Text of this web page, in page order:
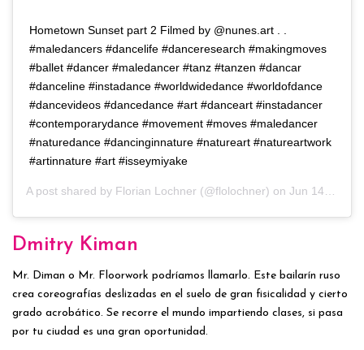
Hometown Sunset part 2 Filmed by @nunes.art . .
#maledancers #dancelife #danceresearch #makingmoves
#ballet #dancer #maledancer #tanz #tanzen #dancar
#danceline #instadance #worldwidedance #worldofdance
#dancevideos #dancedance #art #danceart #instadancer
#contemporarydance #movement #moves #maledancer
#naturedance #dancinginnature #natureart #natureartwork
#artinnature #art #isseymiyake
A post shared by Florian Lochner (@flolochner) on Jun 14, 2020 at 1:05pm PDT
Dmitry Kiman
Mr. Diman o Mr. Floorwork podríamos llamarlo. Este bailarín ruso
crea coreografías deslizadas en el suelo de gran fisicalidad y cierto
grado acrobático. Se recorre el mundo impartiendo clases, si pasa
por tu ciudad es una gran oportunidad.